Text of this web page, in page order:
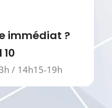
immédiat ?
10
/ 14h15-19h